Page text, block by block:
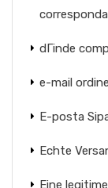
dГіnde
e-mail
E-posta
Echte
Eine